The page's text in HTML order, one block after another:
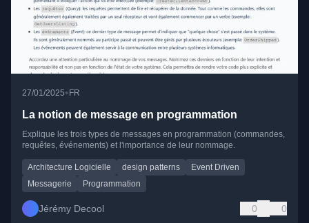
27/01/2025• FR
La notion de message en programmation
Explique les trois types de messages en programmation (commandes,
requêtes, événements) et l'importance de leur nommage.
Architecture Logicielle design patterns
Event Driven
Messagerie
Programmation
Jérémy Decool 0 0